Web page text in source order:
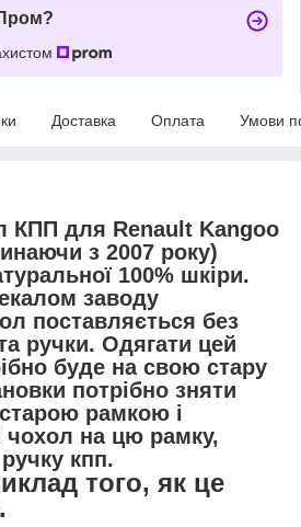
Доставка Оплата Умови
КПП для Renault Kangoo
з 2007 року)
100% шкіри.
заводу
поставляється без
ручки. Одягати цей
буде на свою стару
потрібно зняти
рамкою і
чохол на цю рамку,
кпп.
того, як це